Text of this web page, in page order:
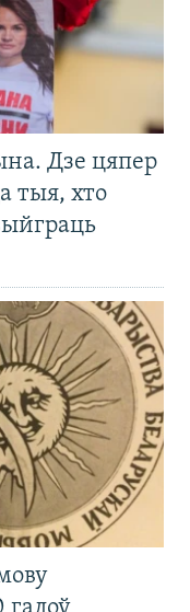
Дзе цяпер
тыя, хто